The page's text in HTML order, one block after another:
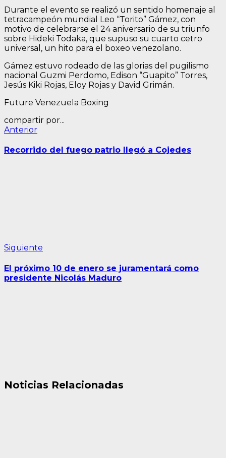
Durante el evento se realizó un sentido homenaje al
tetracampeón mundial Leo “Torito” Gámez, con
motivo de celebrarse el 24 aniversario de su triunfo
sobre Hideki Todaka, que supuso su cuarto cetro
universal, un hito para el boxeo venezolano.
Gámez estuvo rodeado de las glorias del pugilismo
nacional Guzmi Perdomo, Edison “Guapito” Torres,
Jesús Kiki Rojas, Eloy Rojas y David Grimán.
Future Venezuela Boxing
compartir por...
Navegación
de
AnteriorEntrada
Recorrido del fuego patrio llegó a Cojedes
Siguiente
El próximo 10 de enero se juramentará como
presidente Nicolás Maduro
Noticias Relacionadas